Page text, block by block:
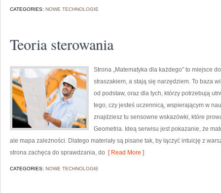
CATEGORIES: NOWE TECHNOLOGIE
Teoria sterowania
Strona „Matematyka dla każdego” to miejsce
straszakiem, a stają się narzędziem. To baza
od podstaw, oraz dla tych, którzy potrzebują
tego, czy jesteś uczennicą, wspierającym w
znajdziesz tu sensowne wskazówki, które
Geometria. Ideą serwisu jest pokazanie, że
ale mapa zależności. Dlatego materiały są pisane tak, by łączyć intuicję z
strona zachęca do sprawdzania, do [ Read More ]
CATEGORIES: NOWE TECHNOLOGIE